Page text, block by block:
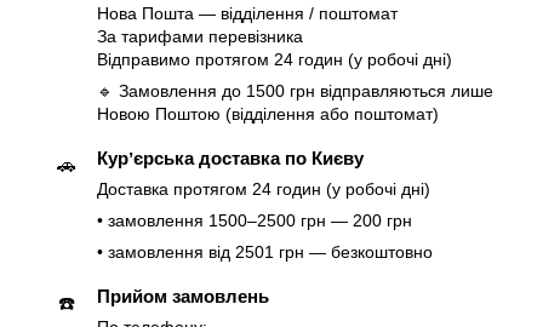
Нова Пошта — відділення / поштомат
За тарифами перевізника
Відправимо протягом 24 годин (у робочі дні)
🔹 Замовлення до 1500 грн відправляються лише
Новою Поштою (відділення або поштомат)
🚗 Курʼєрська доставка по Києву
Доставка протягом 24 годин (у робочі дні)
• замовлення 1500–2500 грн — 200 грн
• замовлення від 2501 грн — безкоштовно
☎️ Прийом замовлень